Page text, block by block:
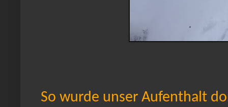
So wurde unser Aufenthalt